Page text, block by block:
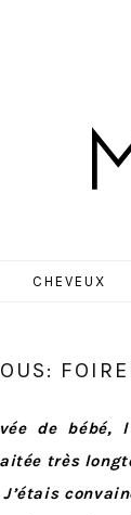
CHEVEUX
de bébé,
très